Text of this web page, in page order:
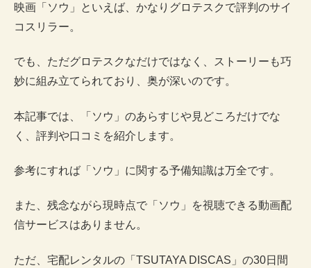
映画「ソウ」といえば、かなりグロテスクで評判のサイ
コスリラー。
でも、ただグロテスクなだけではなく、ストーリーも巧
妙に組み立てられており、奥が深いのです。
本記事では、「ソウ」のあらすじや見どころだけでな
く、評判や口コミを紹介します。
参考にすれば「ソウ」に関する予備知識は万全です。
また、残念ながら現時点で「ソウ」を視聴できる動画配
信サービスはありません。
ただ、宅配レンタルの「TSUTAYA DISCAS」の30日間